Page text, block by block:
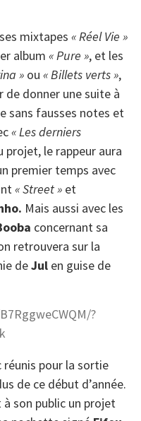
mixtapes« Réel Vie »
album« Pure », et les
» ou« Billets verts »,
de donner une suite à
sans fausses notes et
« Les derniers
projet, le rappeur aura
premier temps avec
« Street » et
Mais aussi avec les
concernant sa
retrouvera sur la
deJul en guise de
?
pour la sortie
de ce début d’année.
son public un projet